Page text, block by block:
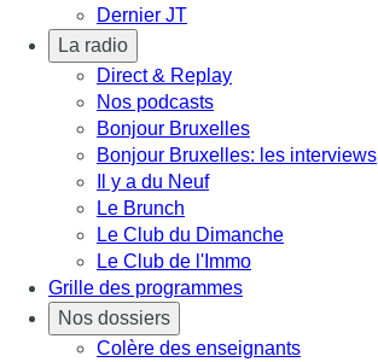
Dernier JT
La radio
Direct & Replay
Nos podcasts
Bonjour Bruxelles
Bonjour Bruxelles: les interviews
Il y a du Neuf
Le Brunch
Le Club du Dimanche
Le Club de l'Immo
Grille des programmes
Nos dossiers
Colère des enseignants